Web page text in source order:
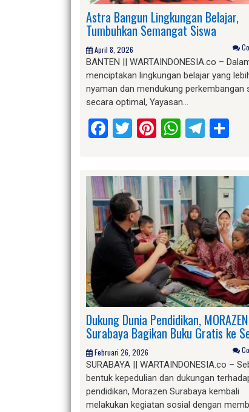
Astra Bangun Lingkungan Belajar,
Tumbuhkan Semangat Siswa
April 8, 2026
BANTEN || WARTAINDONESIA.co –
menciptakan lingkungan belajar yang
nyaman dan mendukung perkembangan
secara optimal, Yayasan…
Facebook
Twitter
Pinterest
Dukung Dunia Pendidikan, MORAZEN
Surabaya Bagikan Buku Gratis ke
Februari 26, 2026
SURABAYA || WARTAINDONESIA.co –
bentuk kepedulian dan dukungan
pendidikan, Morazen Surabaya kembali
melakukan kegiatan sosial dengan